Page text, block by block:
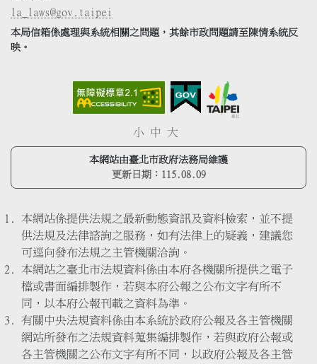
la_laws@gov.taipei
本局信箱係處理與系統相關之問題，其餘市政問題請至陳情系統反
映。
小 中 大
本網站由臺北市政府法務局維護
更新日期： 115.08.09
本網站係提供法規之最新動態資訊及資料檢索，並不提
供法規及法律諮詢之服務，如有法律上的疑義，建議您
可逕向發布法規之主管機關洽詢。
本網站之臺北市法規資料係由本府各機關所提供之電子
檔或書面編排製作，若與本府公報之公布文字有所不
同，以本府公報刊載之資料為準。
有關中央法規資料係由本系統於政府公報及各主管機關
網站所發布之法規資料蒐集編排製作，若與政府公報或
各主管機關之公布文字有所不同，以政府公報及各主管